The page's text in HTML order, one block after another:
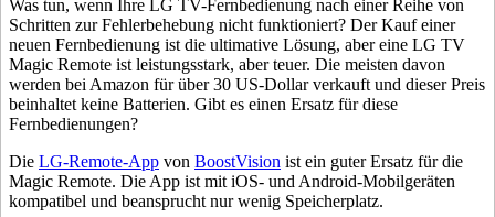
Was tun, wenn Ihre LG TV-Fernbedienung nach einer Reihe von
Schritten zur Fehlerbehebung nicht funktioniert? Der Kauf einer
neuen Fernbedienung ist die ultimative Lösung, aber eine LG TV
Magic Remote ist leistungsstark, aber teuer. Die meisten davon
werden bei Amazon für über 30 US-Dollar verkauft und dieser Preis
beinhaltet keine Batterien. Gibt es einen Ersatz für diese
Fernbedienungen?
Die LG-Remote-App von BoostVision ist ein guter Ersatz für die
Magic Remote. Die App ist mit iOS- und Android-Mobilgeräten
kompatibel und beansprucht nur wenig Speicherplatz.